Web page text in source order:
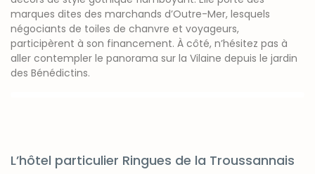
marques dites des marchands d’Outre-Mer, lesquels
négociants de toiles de chanvre et voyageurs,
participèrent à son financement. À côté, n’hésitez pas à
aller contempler le panorama sur la Vilaine depuis le jardin
des Bénédictins.
L’hôtel particulier Ringues de la Troussannais